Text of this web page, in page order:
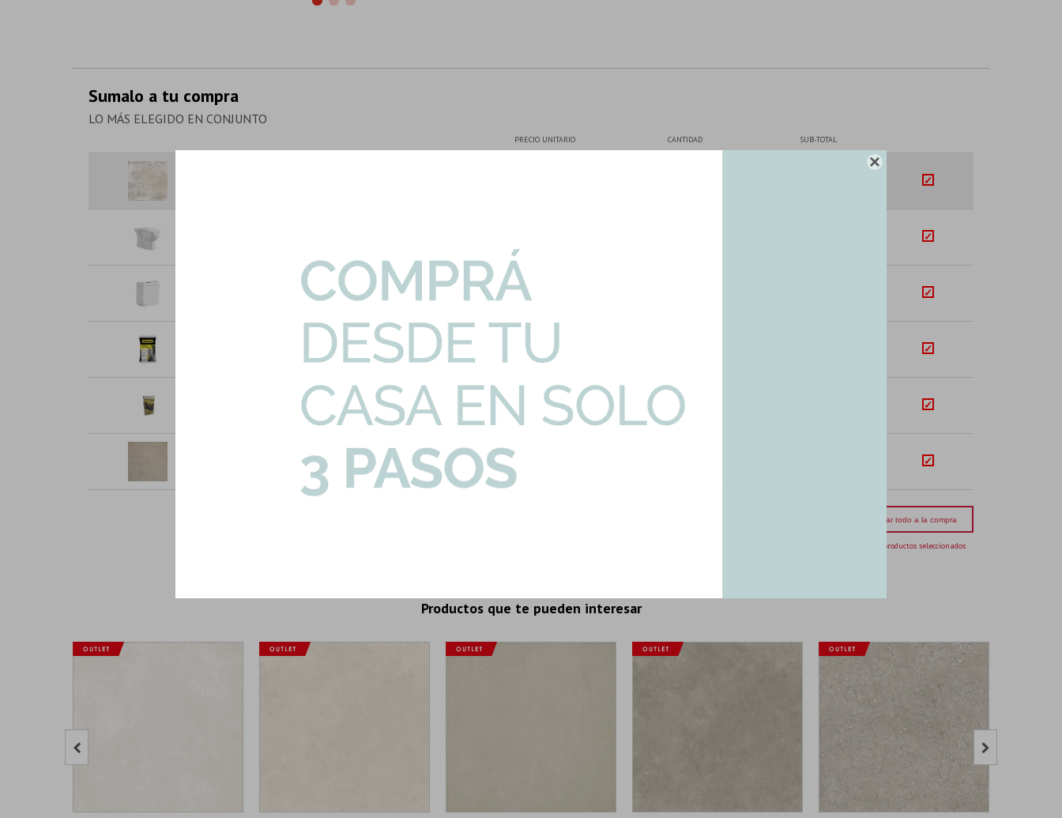

Sumalo a tu compra
LO MÁS ELEGIDO EN CONJUNTO
PRECIO UNITARIO CANTIDAD SUB-TOTAL
Mochila Doble Descarga P/inod Deposito Malawi B...
Art: HG-XFH041S-MOCH
U$S
Bolsa Pastina Marfil 1K Para Pieza Alta Absorci...
Art: P-PASTINA-MARFIL
U$S 2,50
Adhesivo Impermeable Pennsylvania Bolsa 25K Uru...
Art: ADH-IMPERMEABLE-25K
6,60
Porcelanato Cuadrado Mate Gris Cemento Rectific...
Art: 61010-GRIS-PORC|1.87mts2
Agregar todo a la compra
6 productos seleccionados
Productos que te pueden interesar
 